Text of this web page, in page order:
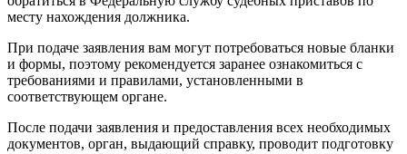
месту нахождения должника.
При подаче заявления вам могут потребоваться новые бланки
и формы, поэтому рекомендуется заранее ознакомиться с
требованиями и правилами, установленными в
соответствующем органе.
После подачи заявления и предоставления всех необходимых
документов, орган, выдающий справку, проводит подготовку